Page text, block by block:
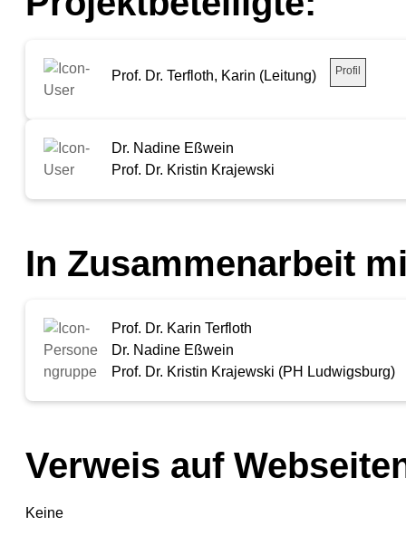
Prof. Dr. Terfloth, Karin (Leitung) Profil
Dr. Nadine Eßwein
Prof. Dr. Kristin Krajewski
In Zusammenarbeit
Prof. Dr. Karin Terfloth
Dr. Nadine Eßwein
Prof. Dr. Kristin Krajewski (PH Ludwigsburg)
Verweis auf
Keine